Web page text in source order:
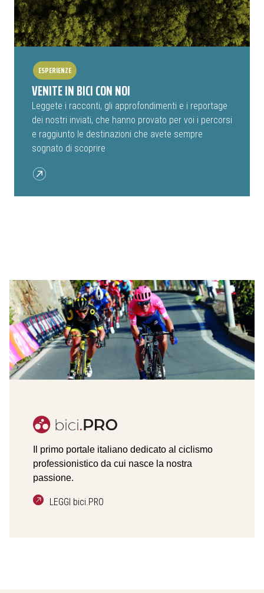
ESPERIENZE
VENITE IN BICI CON NOI
Leggete i racconti, gli approfondimenti e i reportage
dei nostri inviati, che hanno provato per voi i percorsi
e raggiunto le destinazioni che avete sempre
sognato di scoprire
Il primo portale italiano dedicato al ciclismo
professionistico da cui nasce la nostra
passione.
LEGGI bici.PRO